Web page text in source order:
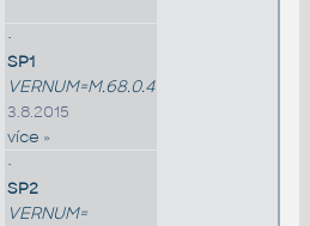
•
SP1
VERNUM=M.68.0.4
3.8.2015
více »
•
SP2
VERNUM=